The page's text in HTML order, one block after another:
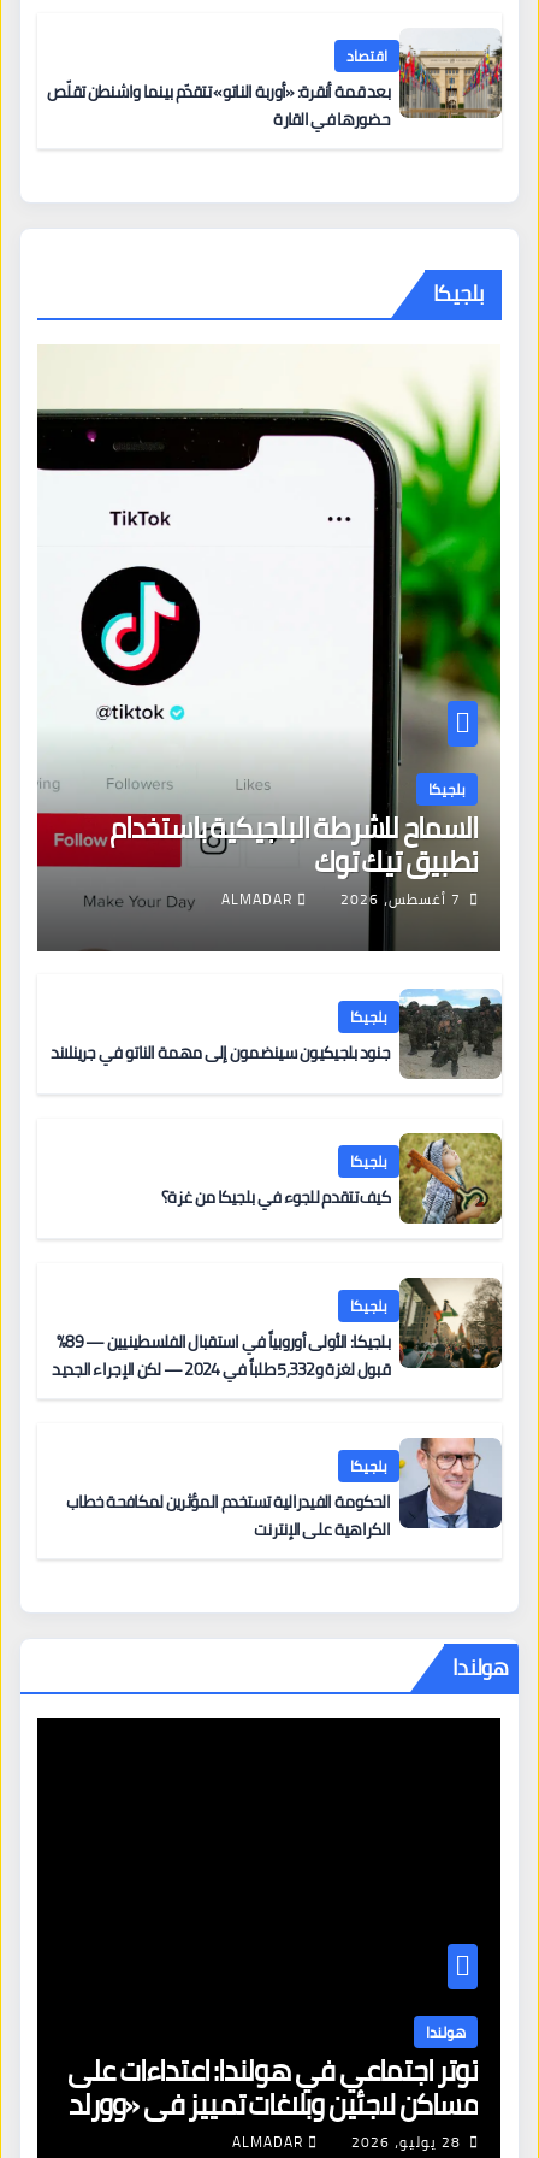
اقتصاد
بعد قمة أنقرة: «أوربة الناتو» تتقدّم بينما واشنطن تقلّص
حضورها في القارة
بلجيكا
بلجيكا
السماح للشرطة البلجيكية باستخدام
تطبيق تيك توك
7 أغسطس، 2026 ALMADAR
بلجيكا
جنود بلجيكيون سينضمون إلى مهمة الناتو في جرينلاند
بلجيكا
كيف تتقدم للجوء في بلجيكا من غزة؟
بلجيكا
بلجيكا: الأولى أوروبياً في استقبال الفلسطينيين — 89%
قبول لغزة و5,332 طلباً في 2024 — لكن الإجراء الجديد
بلجيكا
الحكومة الفيدرالية تستخدم المؤثرين لمكافحة خطاب
الكراهية على الإنترنت
هولندا
هولندا
توتر اجتماعي في هولندا: اعتداءات على
مساكن لاجئين وبلاغات تمييز في «وورلد
برايد»
28 يوليو، 2026 ALMADAR